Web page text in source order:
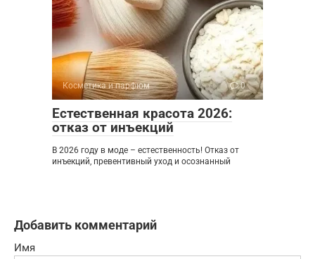
Косметика и парфюм 0
Естественная красота 2026:
отказ от инъекций
В 2026 году в моде – естественность! Отказ от
инъекций, превентивный уход и осознанный
Добавить комментарий
Имя